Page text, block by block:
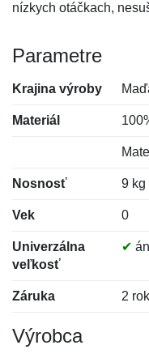
nízkych otáčkach,
Parametre
Krajina výroby
Materiál
Nosnosť 9 kg
Vek 0
Univerzálna
veľkosť
✔
Záruka 2
Výrobca